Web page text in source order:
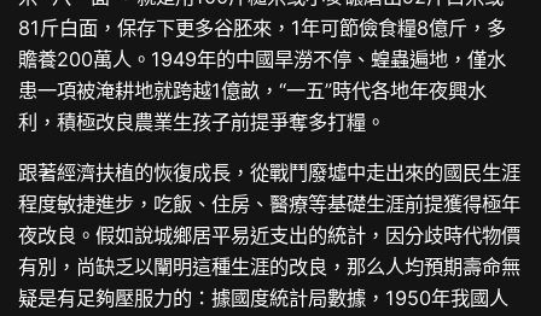
81斤白面，保存下更多谷胚來，1年可節儉食糧8億斤，多
贍養200萬人。1949年的中國旱澇不停、蝗蟲遍地，僅水
患一項被淹耕地就跨越1億畝，“一五”時代各地年夜興水
利，積極改良農業生孩子前提爭奪多打糧。
跟著經濟扶植的恢復成長，從戰鬥廢墟中走出來的國民生涯
程度敏捷進步，吃飯、住房、醫療等基礎生涯前提獲得極年
夜改良。假如說城鄉居平易近支出的統計，因分歧時代物價
有別，尚缺乏以闡明這種生涯的改良，那么人均預期壽命無
疑是有足夠壓服力的：據國度統計局數據，1950年我國人